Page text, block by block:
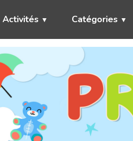
Activités Catégories